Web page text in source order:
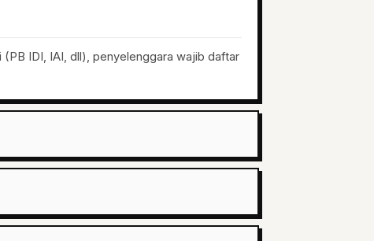
IDI, IAI, dll), penyelenggara wajib daftar